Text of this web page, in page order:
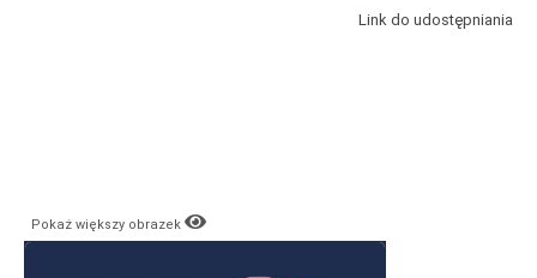
Link do udostępniania
Pokaż większy obrazek